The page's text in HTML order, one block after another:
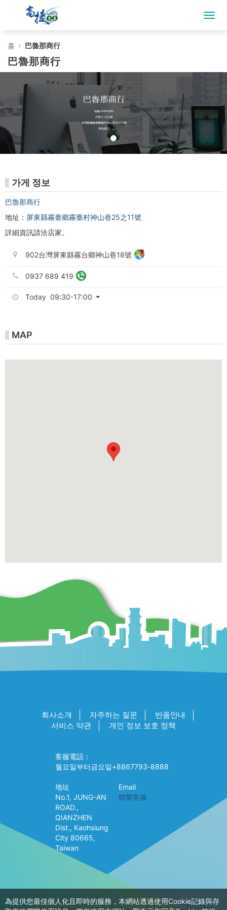
巴
魯
商
行
-
krtco
홈 巴魯那商行
巴魯那商行
가게 정보
巴魯那商行
地址： 屏東縣霧臺鄉霧臺村神山巷25之11號
詳細資訊請洽店家。
902台灣屏東縣霧台鄉神山巷18號
0937 689 419
Today 09:30-17:00
MAP
회사소개 자주하는 질문
반품안내
서비스 약관
개인 정보 보호 정책
客服電話：
월요일부터금요일+8867793-8888
地址
No.1, JUNG-AN
ROAD.,
QIANZHEN
Dist., Kaohsiung
City 80665,
Taiwan
Email
聯繫客服
為提供您最佳個人化且即時的服務，本網站透過使用Cookie記錄與存